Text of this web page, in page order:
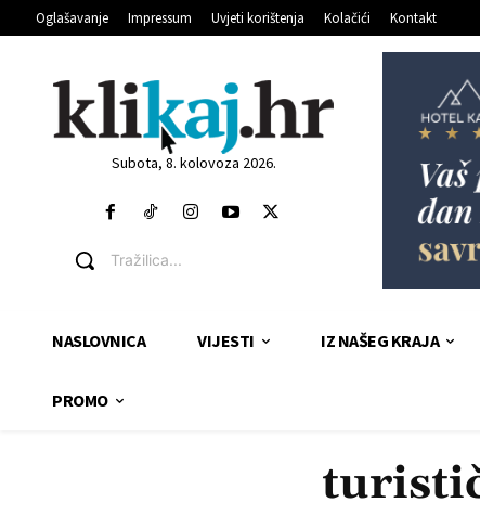
Oglašavanje Impressum Uvjeti korištenja Kolačići Kontakt
Subota, 8. kolovoza 2026.
Tražilica...
NASLOVNICA VIJESTI IZ NAŠEG KRAJA
PROMO